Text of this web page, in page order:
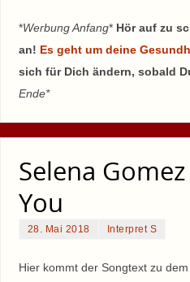
*Werbung Anfang* Hör auf zu
an! Es geht um deine
sich für Dich ändern, sobald
Ende*
Selena
You
28. Mai 2018 Interpret S
Hier kommt der Songtext zu